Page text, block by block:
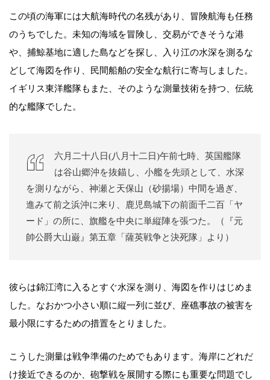
この頃の海軍には大航海時代の名残があり、冒険航海も任務
のうちでした。未知の海域を冒険し、交易ができそうな港
や、捕鯨基地に適した島などを探し、入り江の水深を測るな
どして海図を作り、民間船舶の安全な航行に寄与しました。
イギリス東洋艦隊もまた、そのような測量技術を持つ、伝統
的な艦隊でした。
六月二十八日(八月十二日)午前七時、英国艦隊
は谷山郷沖を抜錨し、小艦を先頭として、水深
を測りながら、神瀬と天保山（砂揚場）中間を過ぎ、
進みて前之浜沖に来り、鹿児島城下の前面千二百「ヤ
ード」の所に、旗艦を中央に単縦陣を張つた。（『元
帥公爵大山巌』第五章「薩英戦争と決死隊」より）
彼らは錦江湾に入るとすぐ水深を測り、海図を作りはじめま
した。なおかつ小さい順に縦一列に並び、座礁事故の被害を
最小限にするための措置をとりました。
こうした測量は戦争準備のためでもあります。海岸にどれだ
け接近できるのか、砲撃戦を展開する際にも重要な問題でし